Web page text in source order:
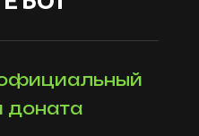
доната